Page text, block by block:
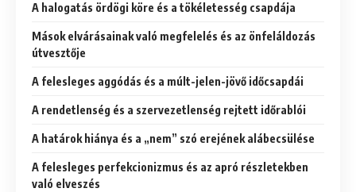
A halogatás ördögi köre és a tökéletesség csapdája
Mások elvárásainak való megfelelés és az önfeláldozás
útvesztője
A felesleges aggódás és a múlt-jelen-jövő időcsapdái
A rendetlenség és a szervezetlenség rejtett időrablói
A határok hiánya és a „nem” szó erejének alábecsülése
A felesleges perfekcionizmus és az apró részletekben
való elveszés